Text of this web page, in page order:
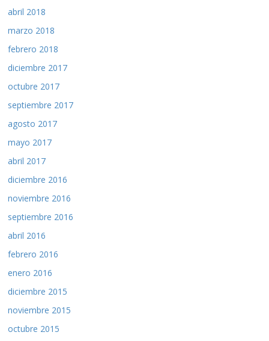
abril 2018
marzo 2018
febrero 2018
diciembre 2017
octubre 2017
septiembre 2017
agosto 2017
mayo 2017
abril 2017
diciembre 2016
noviembre 2016
septiembre 2016
abril 2016
febrero 2016
enero 2016
diciembre 2015
noviembre 2015
octubre 2015